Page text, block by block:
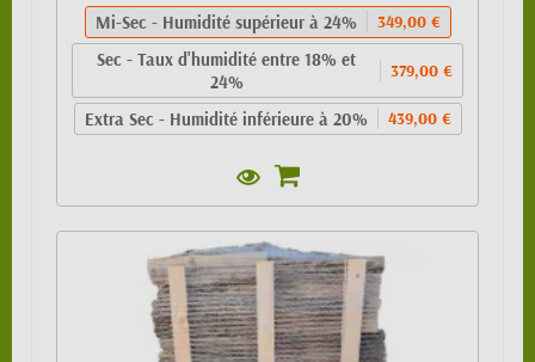
Mi-Sec - Humidité supérieur à 24% 349,00 €
Sec - Taux d'humidité entre 18% et
24%
379,00 €
Extra Sec - Humidité inférieure à 20% 439,00 €